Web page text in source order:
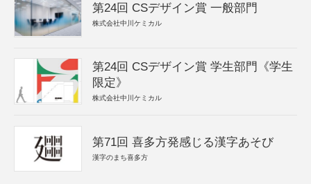
第24回 CSデザイン賞 一般部門
株式会社中川ケミカル
第24回 CSデザイン賞 学生部門《学生
限定》
株式会社中川ケミカル
第71回 喜多方発感じる漢字あそび
漢字のまち喜多方